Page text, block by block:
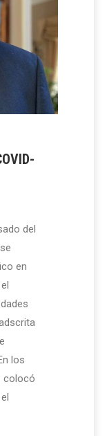
del
en
los
colocó